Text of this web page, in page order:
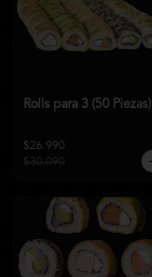
Rolls para 3 (50 Piezas)
$26.990
$30.090